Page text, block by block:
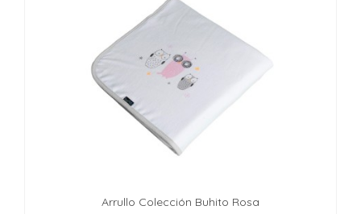
Arrullo Colección Buhito Rosa